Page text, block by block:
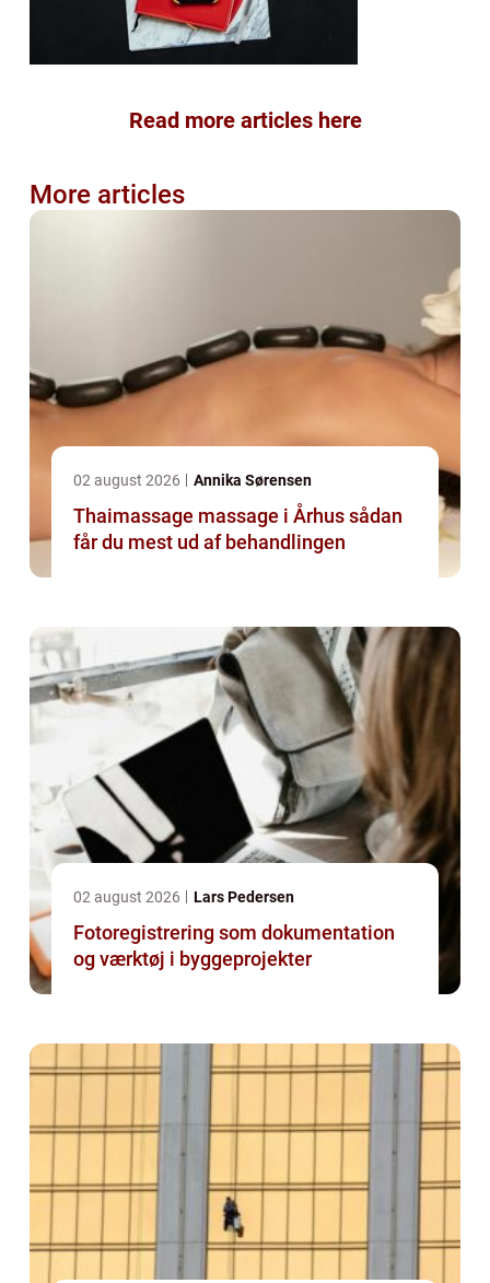
Read more articles here
More articles
02 august 2026 Annika Sørensen
Thaimassage massage i Århus sådan
får du mest ud af behandlingen
02 august 2026 Lars Pedersen
Fotoregistrering som dokumentation
og værktøj i byggeprojekter